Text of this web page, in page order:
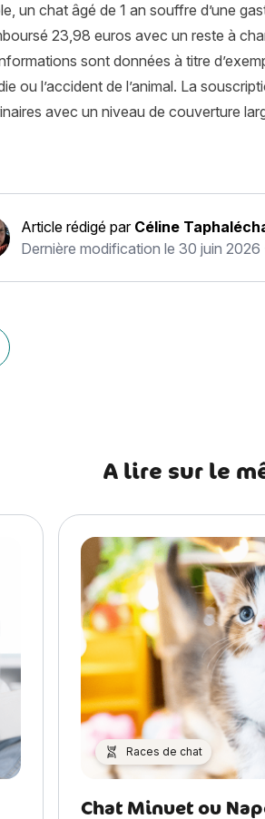
un chat âgé de 1 an souffre d’une
23,98 euros avec un reste à
sont données à titre
ou l’accident de l’animal. La
avec un niveau de couverture
Article rédigé par Céline
Dernière modification le 30 juin 2026
précédent Comment occuper son
A lire sur le
Races de chat
Chat Minuet ou